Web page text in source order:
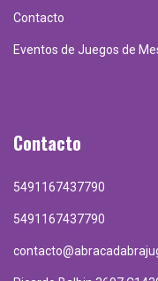
Contacto
Eventos de Juegos de
Contacto
5491167437790
5491167437790